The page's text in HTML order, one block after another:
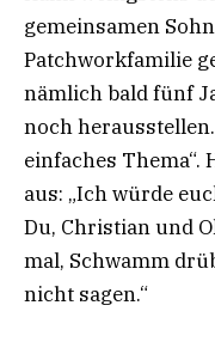
gemeinsamen
Patchworkfamilie
nämlich bald fünf
noch
einfaches Thema“.
aus: „Ich würde
Du, Christian und
mal, Schwamm
nicht sagen.“